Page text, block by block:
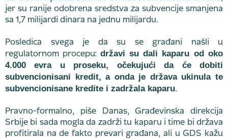
jer su ranije odobrena sredstva za subvencije smanjena
sa 1,7 milijardi dinara na jednu milijardu.
Posledica svega je da su se građani našli u
regulatornom procepu: državi su dali kaparu od oko
4.000 evra u proseku, očekujući da će dobiti
subvencionisani kredit, a onda je država ukinula te
subvencionisane kredite i zadržala kaparu.
Pravno-formalno, piše Danas, Građevinska direkcija
Srbije bi sada mogla da zadrži tu kaparu i time bi država
profitirala na de fakto prevari građana, ali u GDS kažu